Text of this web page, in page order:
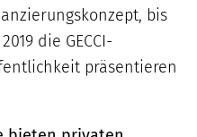
bis
die GECCI-
präsentieren